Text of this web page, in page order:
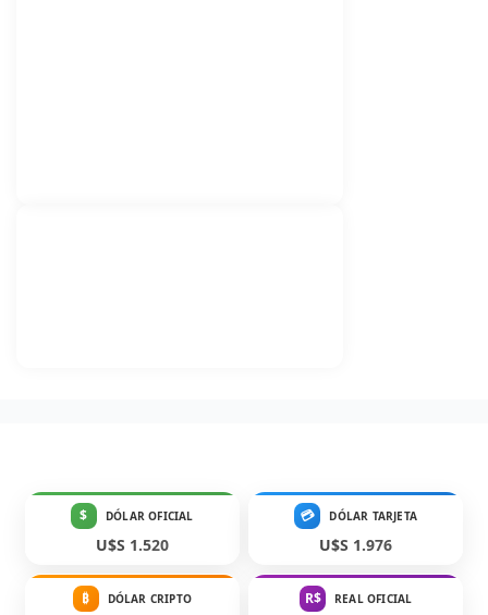
$ DÓLAR OFICIAL
U$S 1.520
💳 DÓLAR TARJETA
U$S 1.976
₿ DÓLAR CRIPTO R$ REAL OFICIAL